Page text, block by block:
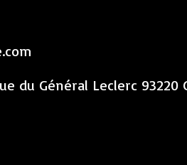
du Général Leclerc 93220